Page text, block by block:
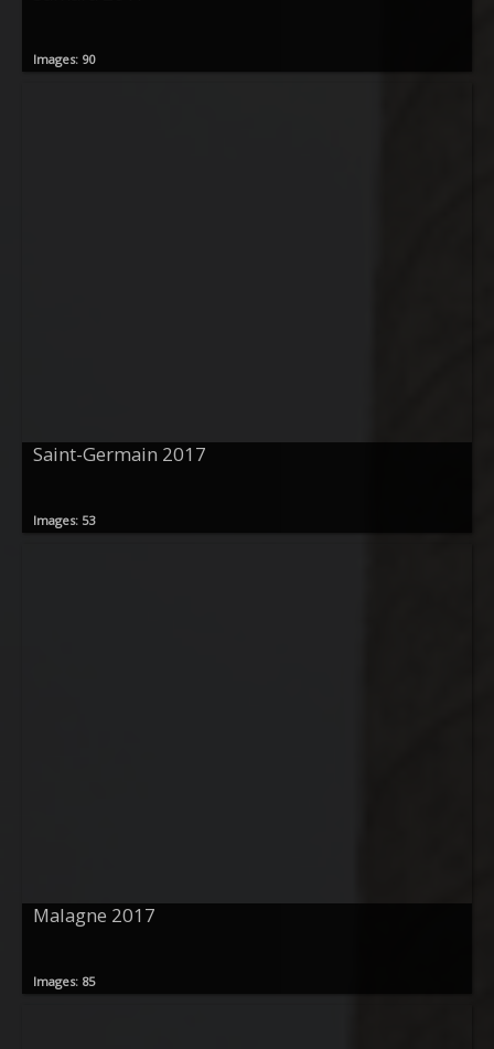
Images: 90
Saint-Germain 2017
Images: 53
Malagne 2017
Images: 85